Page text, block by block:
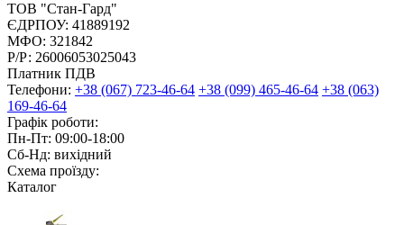
ТОВ "Стан-Гард"
ЄДРПОУ: 41889192
МФО: 321842
Р/Р: 26006053025043
Платник ПДВ
Телефони: +38 (067) 723-46-64 +38 (099) 465-46-64 +38 (063)
169-46-64
Графік роботи:
Пн-Пт: 09:00-18:00
Сб-Нд: вихідний
Схема проїзду:
Каталог